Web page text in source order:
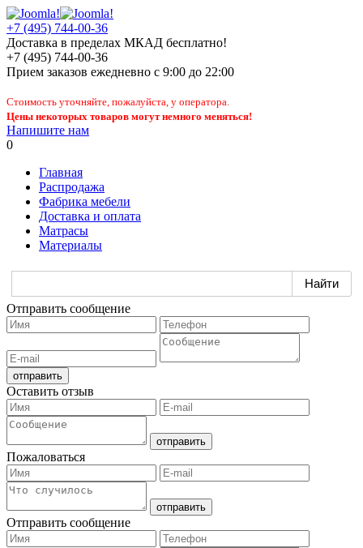
+7 (495) 744-00-36
Доставка в пределах МКАД бесплатно!
+7 (495) 744-00-36
Прием заказов ежедневно с 9:00 до 22:00
Стоимость уточняйте, пожалуйста, у оператора.
Цены некоторых товаров могут немного меняться!
Напишите нам
0
Главная
Распродажа
Фабрика мебели
Доставка и оплата
Матрасы
Материалы
Отправить сообщение
Оставить отзыв
Пожаловаться
Отправить сообщение